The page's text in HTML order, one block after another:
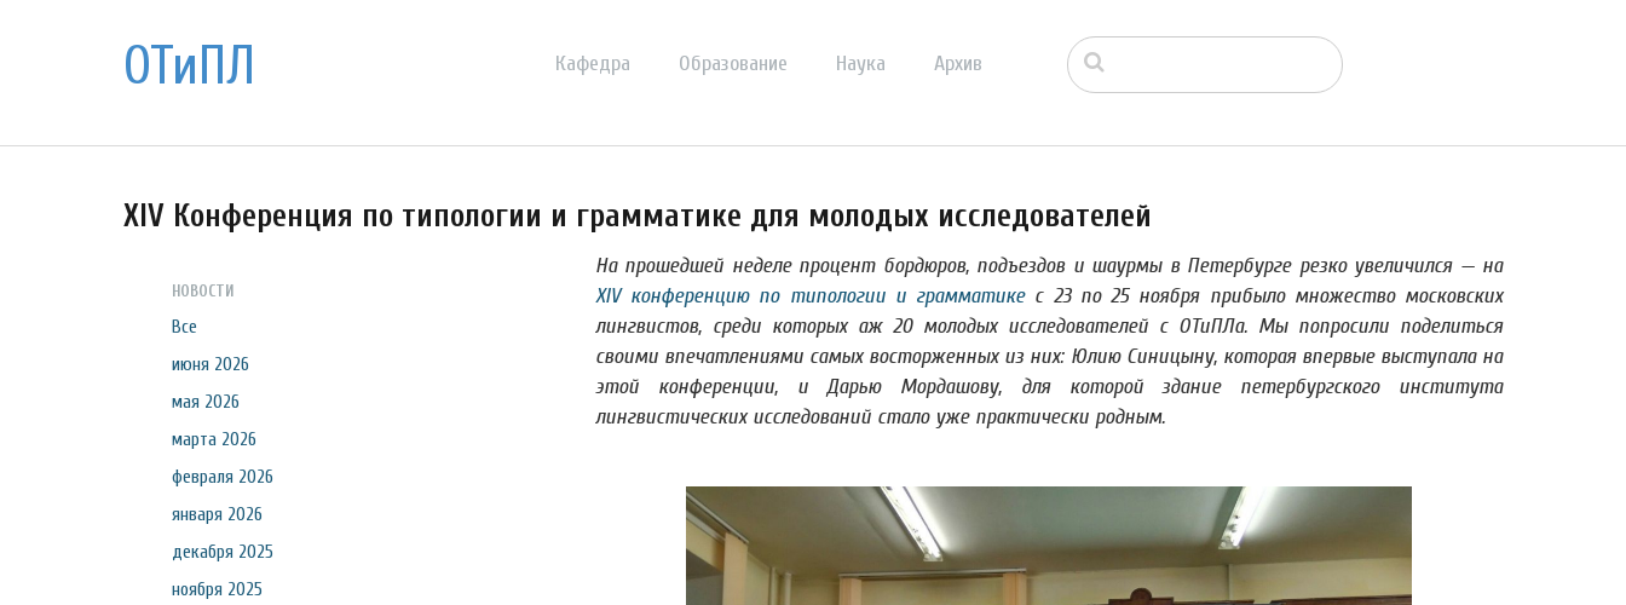
ОТиПЛ Кафедра Образование Наука Архив
XIV Конференция по типологии и грамматике для молодых исследователей
НОВОСТИ
Все
июня 2026
мая 2026
марта 2026
февраля 2026
января 2026
декабря 2025
ноября 2025
На прошедшей неделе процент бордюров, подъездов и шаурмы в Петербурге резко увеличился — на
XIV конференцию по типологии и грамматикес 23 по 25 ноября прибыло множество московских
лингвистов, среди которых аж 20 молодых исследователей с ОТиПЛа. Мы попросили поделиться
своими впечатлениями самых восторженных из них: Юлию Синицыну, которая впервые выступала на
этой конференции, и Дарью Мордашову, для которой здание петербургского института
лингвистических исследований стало уже практически родным.